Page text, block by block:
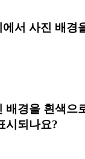
서 사진 배경
배경을 흰색으
시되나요?